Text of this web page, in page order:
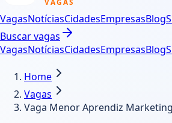
VagasNotíciasCidadesEmpresasBlog
Buscar vagas
VagasNotíciasCidadesEmpresasBlog
Home
Vagas
Vaga Menor Aprendiz